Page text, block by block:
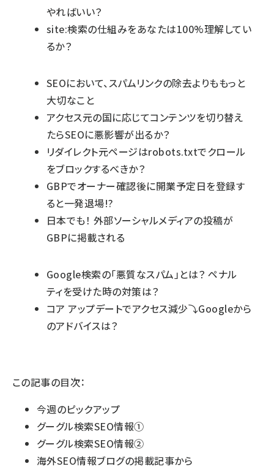
やればいい？
site:検索の仕組みをあなたは100%理解してい
るか？
SEOにおいて、スパムリンクの除去よりももっと
大切なこと
アクセス元の国に応じてコンテンツを切り替え
たらSEOに悪影響が出るか？
リダイレクト元ページはrobots.txtでクロール
をブロックするべきか？
GBPでオーナー確認後に開業予定日を登録す
ると一発退場!?
日本でも！ 外部ソーシャルメディアの投稿が
GBPに掲載される
Google検索の「悪質なスパム」とは？ ペナル
ティを受けた時の対策は？
コア アップデートでアクセス減少⤵️Googleから
のアドバイスは？
この記事の目次：
今週のピックアップ
グーグル検索SEO情報①
グーグル検索SEO情報②
海外SEO情報ブログの掲載記事から